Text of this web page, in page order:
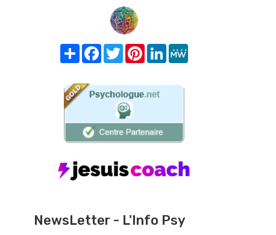
Share FacebookTwitterPinterest
LinkedIn
NewsLetter - L'Info Psy